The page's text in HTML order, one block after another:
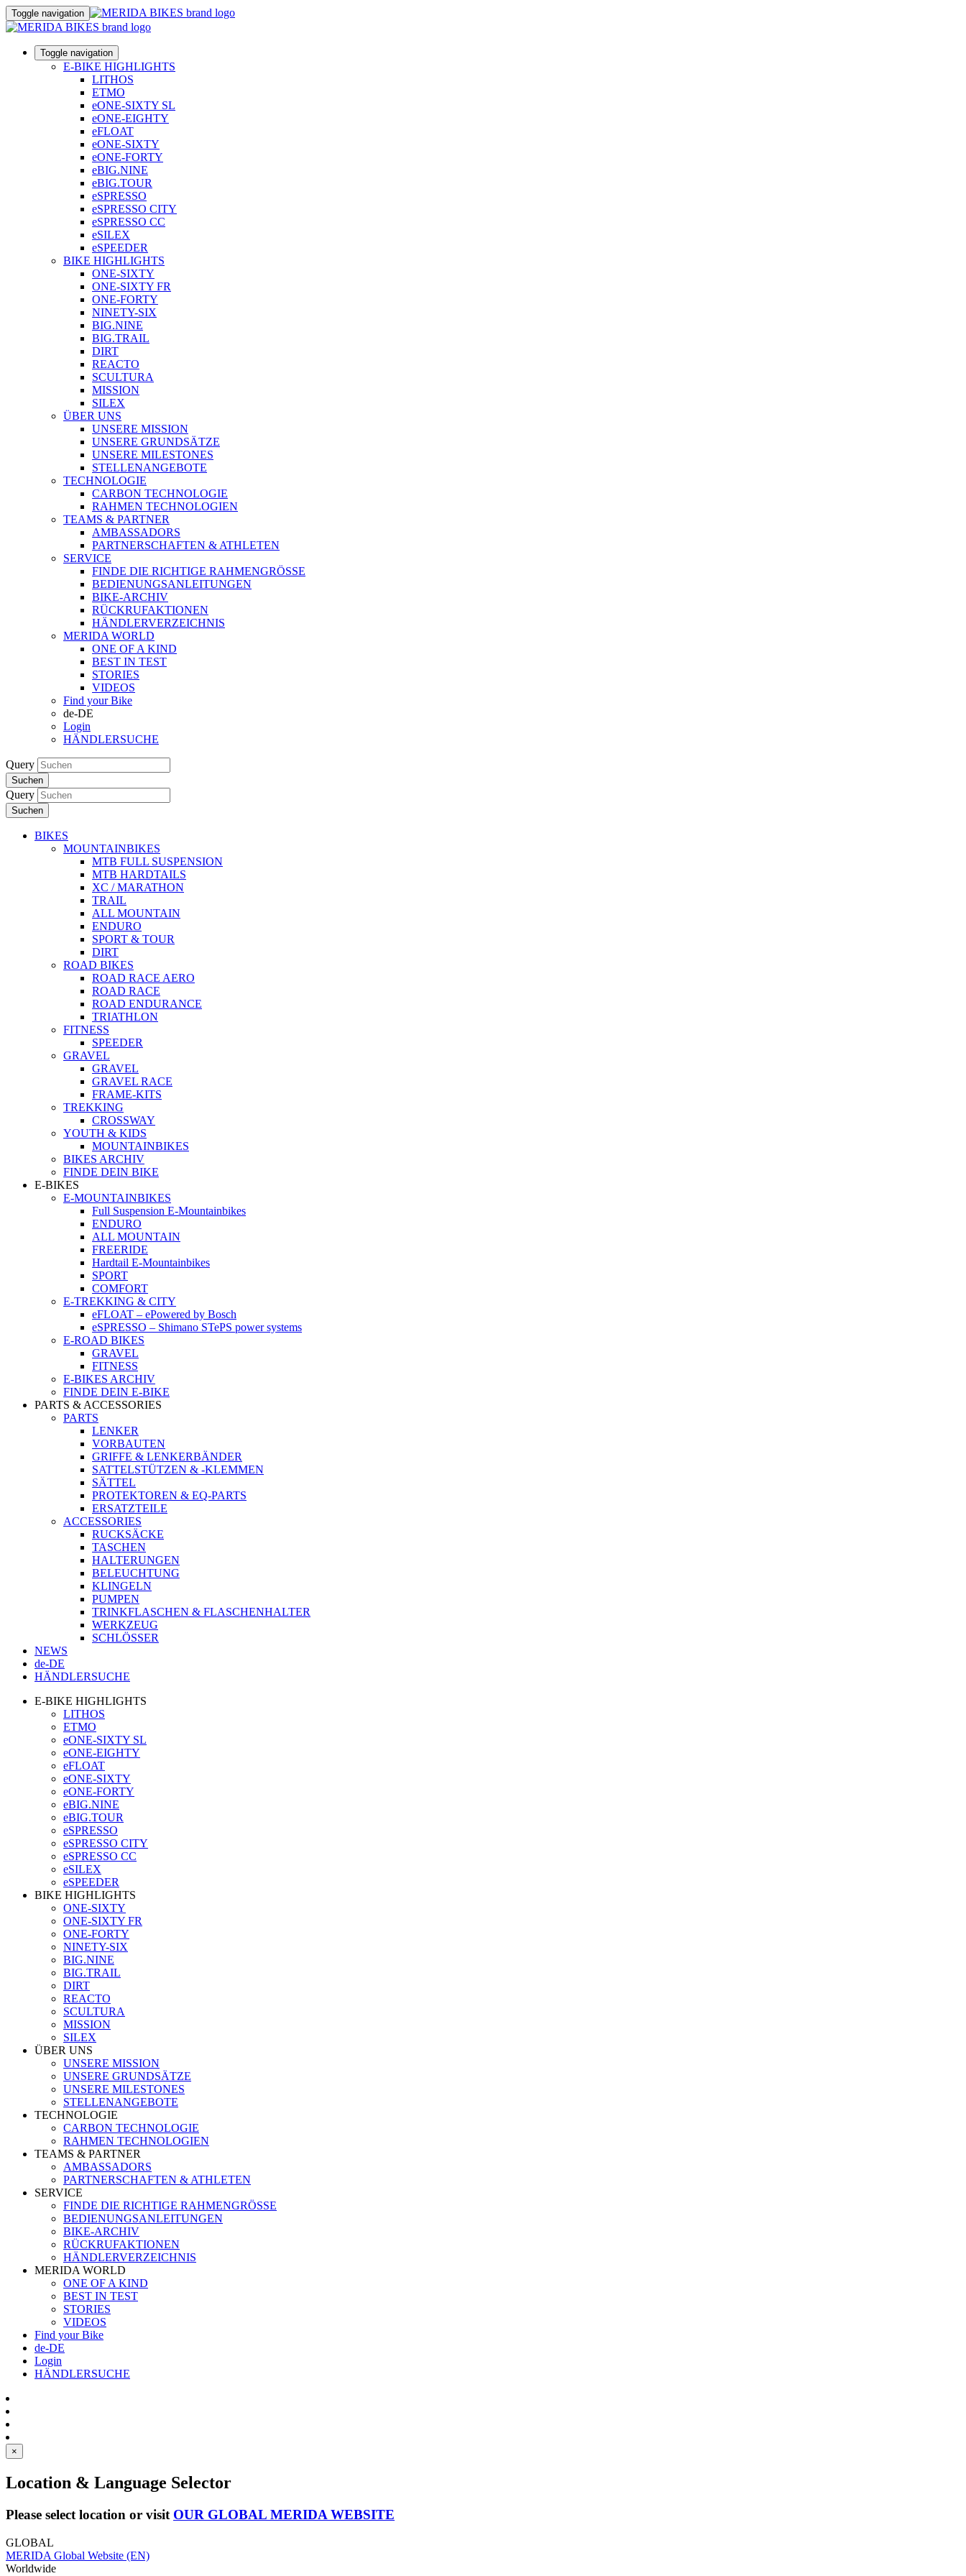
Toggle navigation
Toggle navigation
E-BIKE HIGHLIGHTS
LITHOS
ETMO
eONE-SIXTY SL
eONE-EIGHTY
eFLOAT
eONE-SIXTY
eONE-FORTY
eBIG.NINE
eBIG.TOUR
eSPRESSO
eSPRESSO CITY
eSPRESSO CC
eSILEX
eSPEEDER
BIKE HIGHLIGHTS
ONE-SIXTY
ONE-SIXTY FR
ONE-FORTY
NINETY-SIX
BIG.NINE
BIG.TRAIL
DIRT
REACTO
SCULTURA
MISSION
SILEX
ÜBER UNS
UNSERE MISSION
UNSERE GRUNDSÄTZE
UNSERE MILESTONES
STELLENANGEBOTE
TECHNOLOGIE
CARBON TECHNOLOGIE
RAHMEN TECHNOLOGIEN
TEAMS & PARTNER
AMBASSADORS
PARTNERSCHAFTEN & ATHLETEN
SERVICE
FINDE DIE RICHTIGE RAHMENGRÖSSE
BEDIENUNGSANLEITUNGEN
BIKE-ARCHIV
RÜCKRUFAKTIONEN
HÄNDLERVERZEICHNIS
MERIDA WORLD
ONE OF A KIND
BEST IN TEST
STORIES
VIDEOS
Find your Bike
de-DE
Login
HÄNDLERSUCHE
Query
Suchen
Query
Suchen
BIKES
MOUNTAINBIKES
MTB FULL SUSPENSION
MTB HARDTAILS
XC / MARATHON
TRAIL
ALL MOUNTAIN
ENDURO
SPORT & TOUR
DIRT
ROAD BIKES
ROAD RACE AERO
ROAD RACE
ROAD ENDURANCE
TRIATHLON
FITNESS
SPEEDER
GRAVEL
GRAVEL
GRAVEL RACE
FRAME-KITS
TREKKING
CROSSWAY
YOUTH & KIDS
MOUNTAINBIKES
BIKES ARCHIV
FINDE DEIN BIKE
E-BIKES
E-MOUNTAINBIKES
Full Suspension E-Mountainbikes
ENDURO
ALL MOUNTAIN
FREERIDE
Hardtail E-Mountainbikes
SPORT
COMFORT
E-TREKKING & CITY
eFLOAT – ePowered by Bosch
eSPRESSO – Shimano STePS power systems
E-ROAD BIKES
GRAVEL
FITNESS
E-BIKES ARCHIV
FINDE DEIN E-BIKE
PARTS & ACCESSORIES
PARTS
LENKER
VORBAUTEN
GRIFFE & LENKERBÄNDER
SATTELSTÜTZEN & -KLEMMEN
SÄTTEL
PROTEKTOREN & EQ-PARTS
ERSATZTEILE
ACCESSORIES
RUCKSÄCKE
TASCHEN
HALTERUNGEN
BELEUCHTUNG
KLINGELN
PUMPEN
TRINKFLASCHEN & FLASCHENHALTER
WERKZEUG
SCHLÖSSER
NEWS
de-DE
HÄNDLERSUCHE
E-BIKE HIGHLIGHTS
LITHOS
ETMO
eONE-SIXTY SL
eONE-EIGHTY
eFLOAT
eONE-SIXTY
eONE-FORTY
eBIG.NINE
eBIG.TOUR
eSPRESSO
eSPRESSO CITY
eSPRESSO CC
eSILEX
eSPEEDER
BIKE HIGHLIGHTS
ONE-SIXTY
ONE-SIXTY FR
ONE-FORTY
NINETY-SIX
BIG.NINE
BIG.TRAIL
DIRT
REACTO
SCULTURA
MISSION
SILEX
ÜBER UNS
UNSERE MISSION
UNSERE GRUNDSÄTZE
UNSERE MILESTONES
STELLENANGEBOTE
TECHNOLOGIE
CARBON TECHNOLOGIE
RAHMEN TECHNOLOGIEN
TEAMS & PARTNER
AMBASSADORS
PARTNERSCHAFTEN & ATHLETEN
SERVICE
FINDE DIE RICHTIGE RAHMENGRÖSSE
BEDIENUNGSANLEITUNGEN
BIKE-ARCHIV
RÜCKRUFAKTIONEN
HÄNDLERVERZEICHNIS
MERIDA WORLD
ONE OF A KIND
BEST IN TEST
STORIES
VIDEOS
Find your Bike
de-DE
Login
HÄNDLERSUCHE
×
Location & Language Selector
Please select location or visit OUR GLOBAL MERIDA WEBSITE
GLOBAL
MERIDA Global Website (EN)
Worldwide